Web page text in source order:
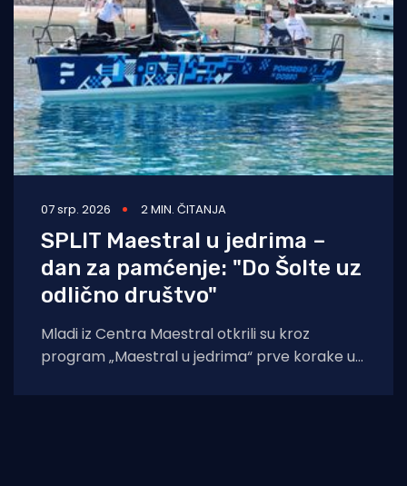
07 srp. 2026 2 MIN. ČITANJA
SPLIT Maestral u jedrima –
dan za pamćenje: "Do Šolte uz
odlično društvo"
Mladi iz Centra Maestral otkrili su kroz
program „Maestral u jedrima“ prve korake u